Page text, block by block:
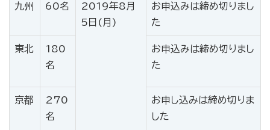
九州 60名
2019年8月
5日(月)
お申込みは締め切りまし
た
東北
180
名
お申込みは締め切りまし
た
京都
270
名
お申し込みは締め切りま
した